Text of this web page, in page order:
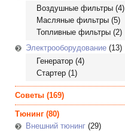
Воздушные фильтры (4)
Масляные фильтры (5)
Топливные фильтры (2)
Электрооборудование (13)
Генератор (4)
Стартер (1)
Советы (169)
Тюнинг (80)
Внешний тюнинг (29)